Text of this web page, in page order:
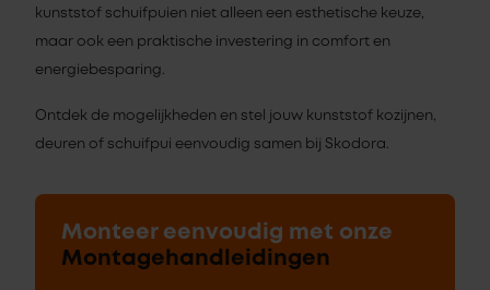
kunststof schuifpuien niet alleen een esthetische keuze,
maar ook een praktische investering in comfort en
energiebesparing.
Ontdek de mogelijkheden en stel jouw kunststof kozijnen,
deuren of schuifpui eenvoudig samen bij Skodora.
Monteer eenvoudig met onze
Montagehandleidingen